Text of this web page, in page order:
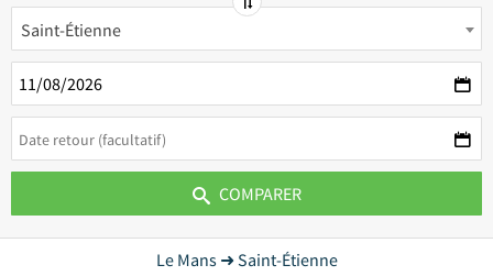
Saint-Étienne
COMPARER
Le Mans ➜ Saint-Étienne